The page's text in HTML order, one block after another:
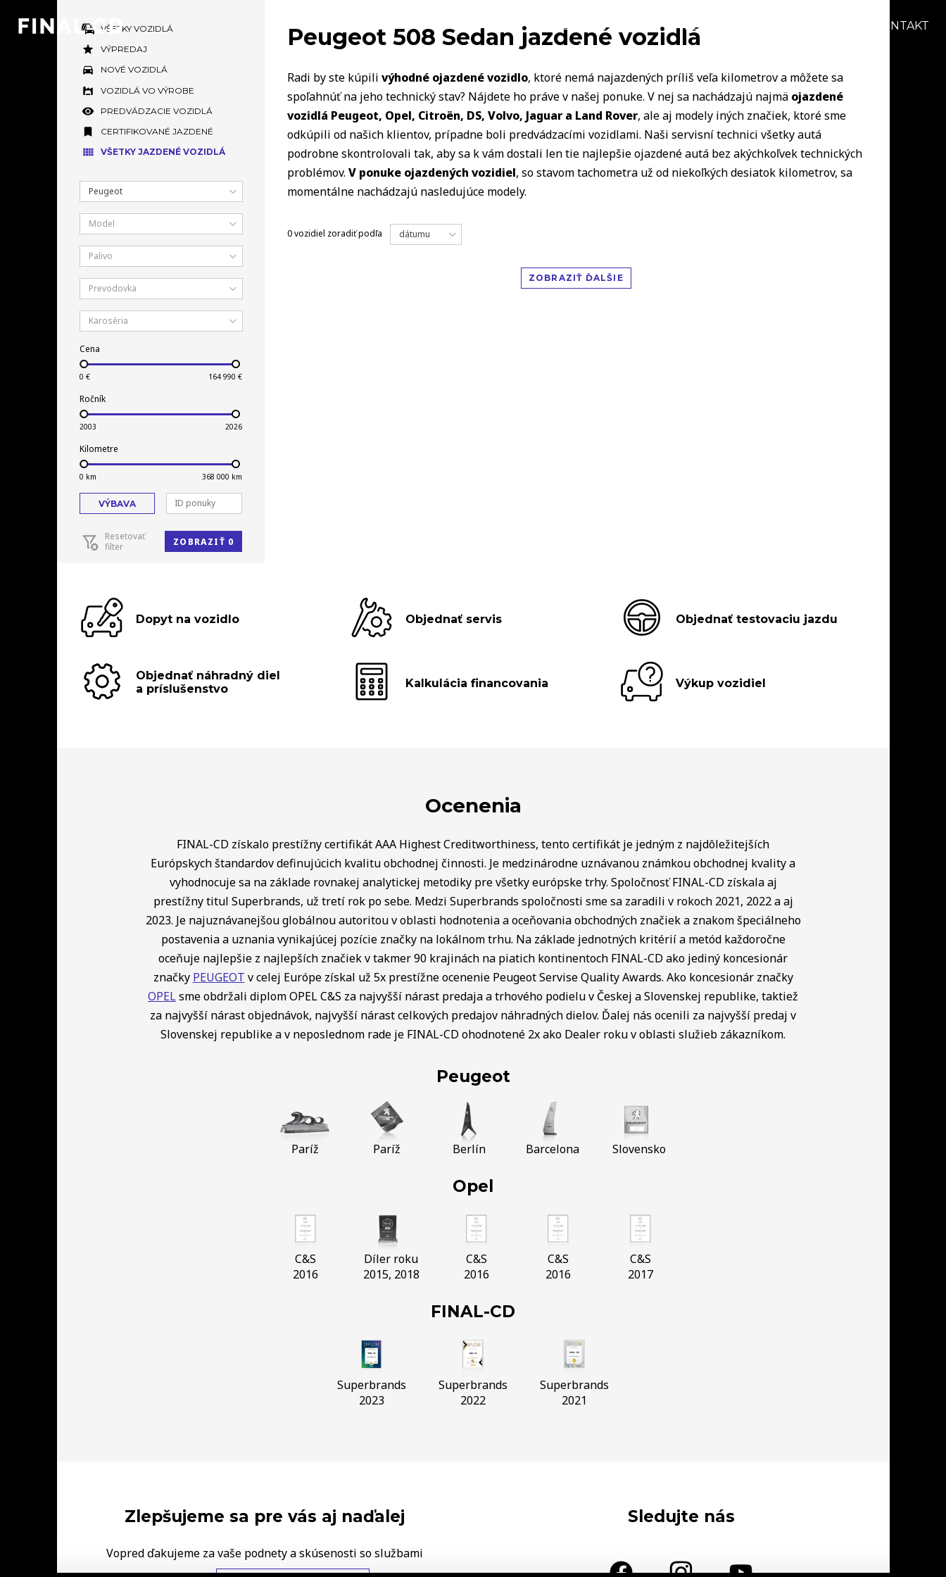
VOZIDLÁ AKCIE BLOG KONTAKT
VŠETKY VOZIDLÁ
VÝPREDAJ
NOVÉ VOZIDLÁ
VOZIDLÁ VO VÝROBE
PREDVÁDZACIE VOZIDLÁ
CERTIFIKOVANÉ JAZDENÉ
VŠETKY JAZDENÉ VOZIDLÁ
Peugeot
Model
Palivo
Prevodovka
Karoséria
Cena
Ročník
Kilometre
VÝBAVA
Resetovať
filter
ZOBRAZIŤ 0
Peugeot 508 Sedan jazdené vozidlá
Radi by ste kúpilivýhodné ojazdené vozidlo, ktoré nemá najazdených príliš veľa kilometrov a môžete sa
spoľahnúť na jeho technický stav? Nájdete ho práve v našej ponuke. V nej sa nachádzajú najmä ojazdené
vozidlá Peugeot, Opel, Citroën, DS, Volvo, Jaguar a Land Rover, ale aj modely iných značiek, ktoré sme
odkúpili od našich klientov, prípadne boli predvádzacími vozidlami. Naši servisní technici všetky autá
podrobne skontrolovali tak, aby sa k vám dostali len tie najlepšie ojazdené autá bez akýchkoľvek technických
problémov.V ponuke ojazdených vozidiel, so stavom tachometra už od niekoľkých desiatok kilometrov, sa
momentálne nachádzajú nasledujúce modely.
0 vozidiel zoradiť podľa dátumu
ZOBRAZIŤ ĎALŠIE
Dopyt na vozidlo Objednať servis Objednať testovaciu jazdu
Objednať náhradný diel
a príslušenstvo
Kalkulácia financovania Výkup vozidiel
Ocenenia
FINAL-CD získalo prestížny certifikát AAA Highest Creditworthiness, tento certifikát je jedným z najdôležitejších
Európskych štandardov definujúcich kvalitu obchodnej činnosti. Je medzinárodne uznávanou známkou obchodnej kvality a
vyhodnocuje sa na základe rovnakej analytickej metodiky pre všetky európske trhy. Spoločnosť FINAL-CD získala aj
prestížny titul Superbrands, už tretí rok po sebe. Medzi Superbrands spoločnosti sme sa zaradili v rokoch 2021, 2022 a aj
2023. Je najuznávanejšou globálnou autoritou v oblasti hodnotenia a oceňovania obchodných značiek a znakom špeciálneho
postavenia a uznania vynikajúcej pozície značky na lokálnom trhu. Na základe jednotných kritérií a metód každoročne
oceňuje najlepšie z najlepších značiek v takmer 90 krajinách na piatich kontinentoch FINAL-CD ako jediný koncesionár
značky PEUGEOT v celej Európe získal už 5x prestížne ocenenie Peugeot Servise Quality Awards. Ako koncesionár značky
OPELsme obdržali diplom OPEL C&S za najvyšší nárast predaja a trhového podielu v Českej a Slovenskej republike, taktiež
za najvyšší nárast objednávok, najvyšší nárast celkových predajov náhradných dielov. Ďalej nás ocenili za najvyšší predaj v
Slovenskej republike a v neposlednom rade je FINAL-CD ohodnotené 2x ako Dealer roku v oblasti služieb zákazníkom.
Peugeot
Paríž Paríž Berlín Barcelona Slovensko
Opel
C&S
2016
Díler roku
2015, 2018
C&S
2016
C&S
2016
C&S
2017
FINAL-CD
Superbrands
2023
Superbrands
2022
Superbrands
2021
Zlepšujeme sa pre vás aj naďalej
Vopred ďakujeme za vaše podnety a skúsenosti so službami
Sledujte nás